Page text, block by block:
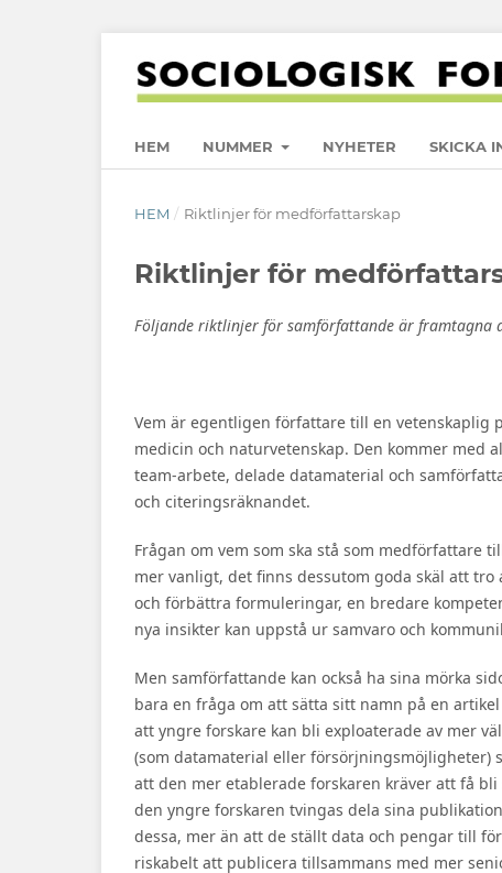
HEM NUMMER NYHETER SKICKA
HEM / Riktlinjer för medförfattarskap
Riktlinjer för
Följande riktlinjer för samförfattande är framtagna
Vem är egentligen författare till en vetenskaplig
medicin och naturvetenskap. Den kommer med
team-arbete, delade datamaterial och
och citeringsräknandet.
Frågan om vem som ska stå som medförfattare
mer vanligt, det finns dessutom goda skäl att
och förbättra formuleringar, en bredare
nya insikter kan uppstå ur samvaro och
Men samförfattande kan också ha sina mörka
bara en fråga om att sätta sitt namn på en
att yngre forskare kan bli exploaterade av mer
(som datamaterial eller försörjningsmöjligheter)
att den mer etablerade forskaren kräver att få
den yngre forskaren tvingas dela sina
dessa, mer än att de ställt data och pengar till
riskabelt att publicera tillsammans med mer